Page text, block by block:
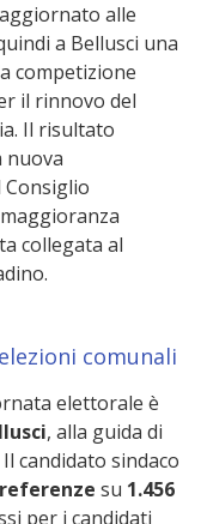
alle
a Bellusci una
competizione
il rinnovo del
Il risultato
nuova
collegata al
comunali
elettorale è
, alla guida di
Il candidato sindaco
su 1.456
per i candidati